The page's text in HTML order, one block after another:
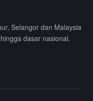
Selangor dan Malaysia
dasar nasional.